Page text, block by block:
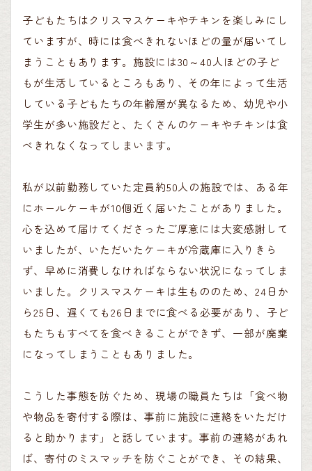
子どもたちはクリスマスケーキやチキンを楽しみにし
ていますが、時には食べきれないほどの量が届いてし
まうこともあります。施設には30～40人ほどの子ど
もが生活しているところもあり、その年によって生活
している子どもたちの年齢層が異なるため、幼児や小
学生が多い施設だと、たくさんのケーキやチキンは食
べきれなくなってしまいます。
私が以前勤務していた定員約50人の施設では、ある年
にホールケーキが10個近く届いたことがありました。
心を込めて届けてくださったご厚意には大変感謝して
いましたが、いただいたケーキが冷蔵庫に入りきら
ず、早めに消費しなければならない状況になってしま
いました。クリスマスケーキは生もののため、24日か
ら25日、遅くても26日までに食べる必要があり、子ど
もたちもすべてを食べきることができず、一部が廃棄
になってしまうこともありました。
こうした事態を防ぐため、現場の職員たちは「食べ物
や物品を寄付する際は、事前に施設に連絡をいただけ
ると助かります」と話しています。事前の連絡があれ
ば、寄付のミスマッチを防ぐことができ、その結果、